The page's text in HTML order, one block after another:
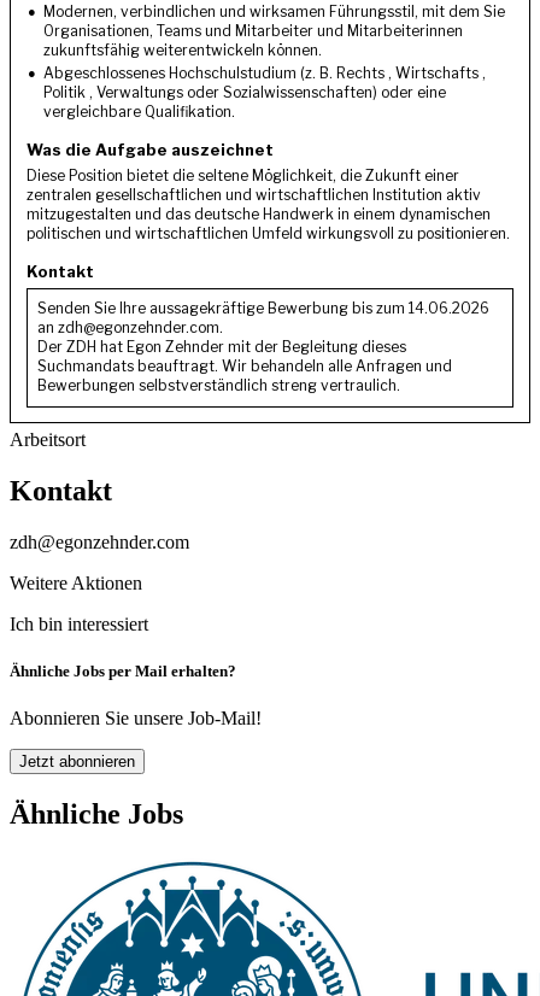
Modernen, verbindlichen und wirksamen Führungsstil, mit dem Sie
Organisationen, Teams und Mitarbeiter und Mitarbeiterinnen
zukunftsfähig weiterentwickeln können.
Abgeschlossenes Hochschulstudium (z. B. Rechts , Wirtschafts ,
Politik , Verwaltungs oder Sozialwissenschaften) oder eine
vergleichbare Qualifikation.
Was die Aufgabe auszeichnet
Diese Position bietet die seltene Möglichkeit, die Zukunft einer
zentralen gesellschaftlichen und wirtschaftlichen Institution aktiv
mitzugestalten und das deutsche Handwerk in einem dynamischen
politischen und wirtschaftlichen Umfeld wirkungsvoll zu positionieren.
Kontakt
Senden Sie Ihre aussagekräftige Bewerbung bis zum 14.06.2026
an zdh@egonzehnder.com.
Der ZDH hat Egon Zehnder mit der Begleitung dieses
Suchmandats beauftragt. Wir behandeln alle Anfragen und
Bewerbungen selbstverständlich streng vertraulich.
Arbeitsort
Kontakt
zdh@egonzehnder.com
Weitere Aktionen
Ich bin interessiert
Ähnliche Jobs per Mail erhalten?
Abonnieren Sie unsere Job-Mail!
Jetzt abonnieren
Ähnliche Jobs